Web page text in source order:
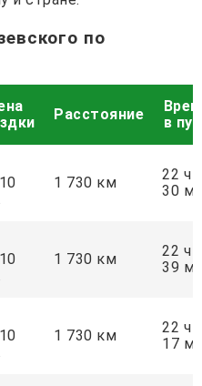
по
Расстояние
в
1 730 км
22 ч
30
1 730 км
22 ч
39
1 730 км
22 ч
17